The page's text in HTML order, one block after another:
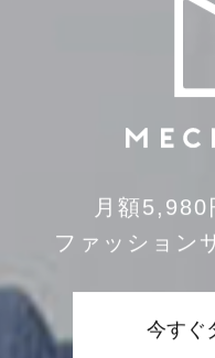
月額5,980
ファッション
今すぐ